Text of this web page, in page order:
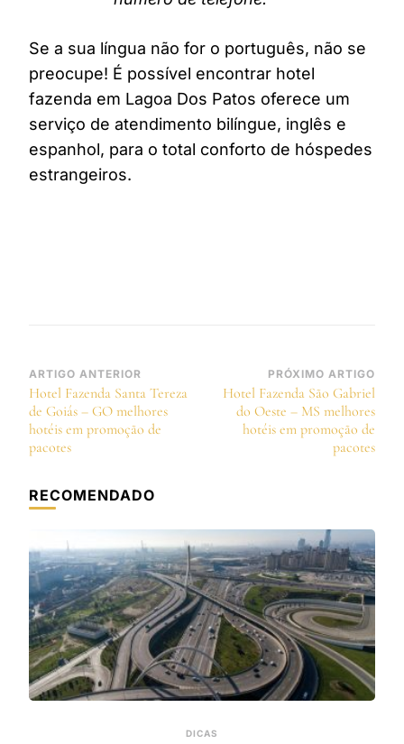
Se a sua língua não for o português, não se
preocupe! É possível encontrar hotel
fazenda em Lagoa Dos Patos oferece um
serviço de atendimento bilíngue, inglês e
espanhol, para o total conforto de hóspedes
estrangeiros.
Navegação
de
post
ARTIGO ANTERIOR
Hotel Fazenda Santa Tereza
de Goiás – GO melhores
hotéis em promoção de
pacotes
PRÓXIMO ARTIGO
Hotel Fazenda São Gabriel
do Oeste – MS melhores
hotéis em promoção de
pacotes
RECOMENDADO
DICAS